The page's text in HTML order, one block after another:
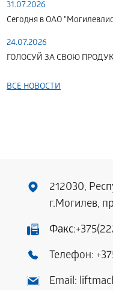
31.07.2026
Сегодня в ОАО
24.07.2026
ГОЛОСУЙ ЗА СВОЮ
ВСЕ НОВОСТИ
212030,
г.Могилев,
Факс:
Телефон:
Email: